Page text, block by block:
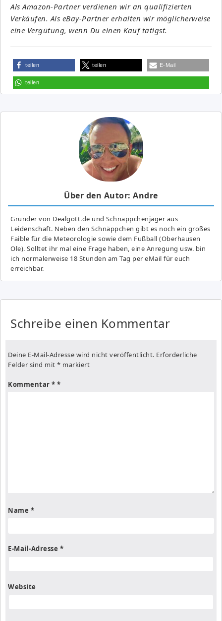
Als Amazon-Partner verdienen wir an qualifizierten
Verkäufen. Als eBay-Partner erhalten wir möglicherweise
eine Vergütung, wenn Du einen Kauf tätigst.
teilen teilen E-Mail
teilen
Über den Autor: Andre
Gründer von Dealgott.de und Schnäppchenjäger aus
Leidenschaft. Neben den Schnäppchen gibt es noch ein großes
Fai­ble für die Meteorologie sowie dem Fußball (Oberhausen
Ole). Solltet ihr mal eine Frage haben, eine Anregung usw. bin
ich normalerweise 18 Stunden am Tag per eMail für euch
erreichbar.
Schreibe einen Kommentar
Deine E-Mail-Adresse wird nicht veröffentlicht. Erforderliche
Felder sind mit * markiert
Kommentar *
Name *
E-Mail-Adresse *
Website